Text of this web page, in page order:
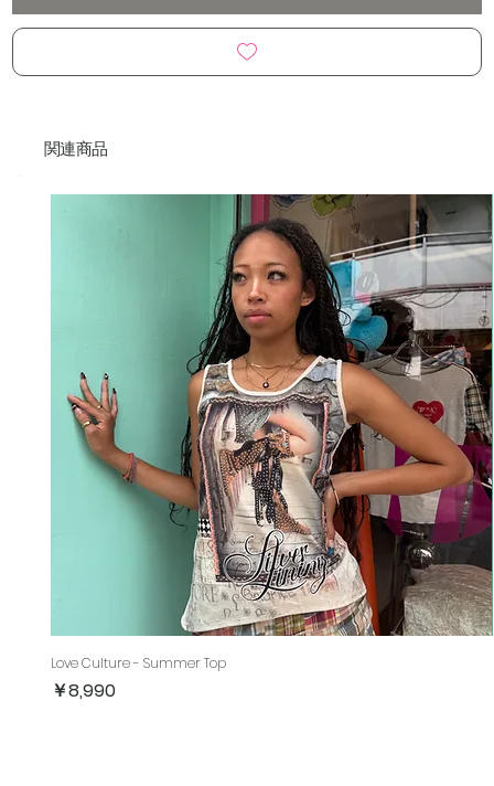
関連商品
Love Culture - Summer Top
価格
￥8,990